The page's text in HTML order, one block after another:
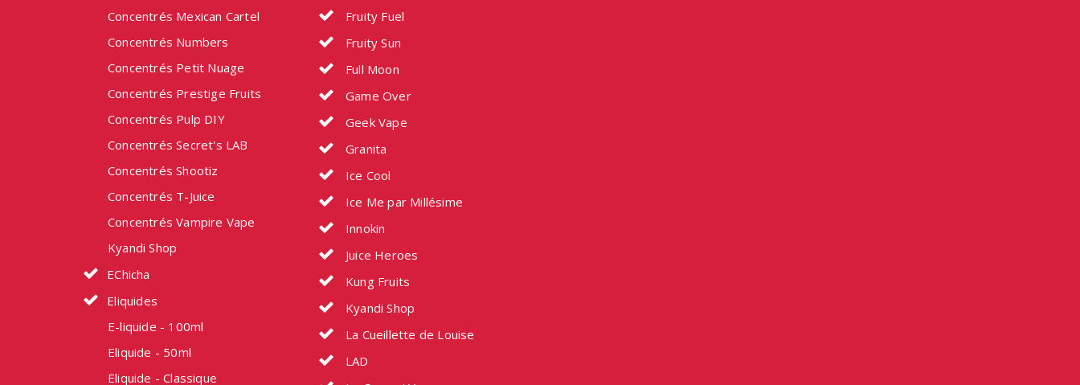
Concentrés Mexican Cartel
Concentrés Numbers
Concentrés Petit Nuage
Concentrés Prestige Fruits
Concentrés Pulp DIY
Concentrés Secret's LAB
Concentrés Shootiz
Concentrés T-Juice
Concentrés Vampire Vape
Kyandi Shop
EChicha
Eliquides
E-liquide - 100ml
Eliquide - 50ml
Eliquide - Classique
Fruity Fuel
Fruity Sun
Full Moon
Game Over
Geek Vape
Granita
Ice Cool
Ice Me par Millésime
Innokin
Juice Heroes
Kung Fruits
Kyandi Shop
La Cueillette de Louise
LAD